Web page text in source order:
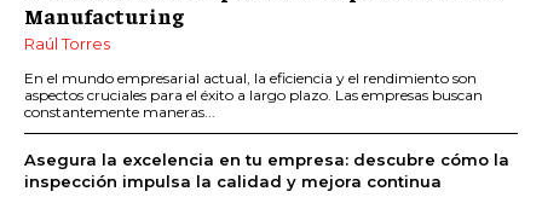
Manufacturing
Raúl Torres
En el mundo empresarial actual, la eficiencia y el rendimiento son
aspectos cruciales para el éxito a largo plazo. Las empresas buscan
constantemente maneras...
Asegura la excelencia en tu empresa: descubre cómo la
inspección impulsa la calidad y mejora continua